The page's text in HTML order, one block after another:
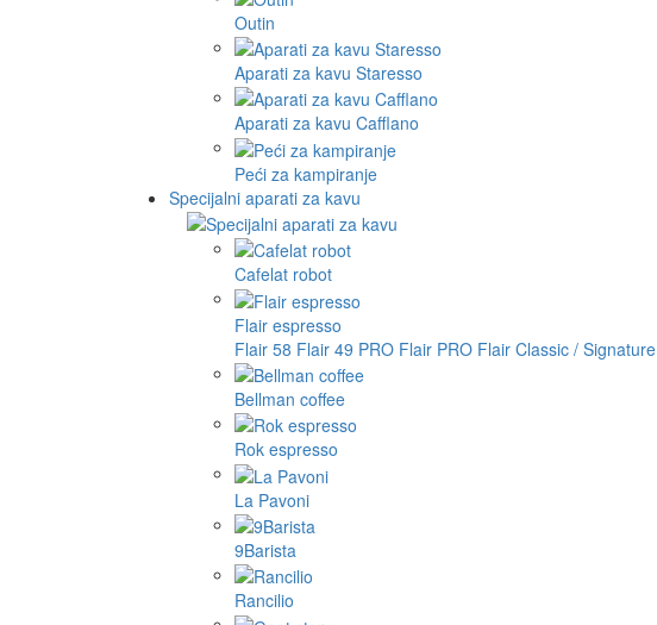
Outin
Aparati za kavu Staresso
Aparati za kavu Cafflano
Peći za kampiranje
Specijalni aparati za kavu
Cafelat robot
Flair espresso
Flair 58 Flair 49 PRO Flair PRO Flair Classic / Signature
Bellman coffee
Rok espresso
La Pavoni
9Barista
Rancilio